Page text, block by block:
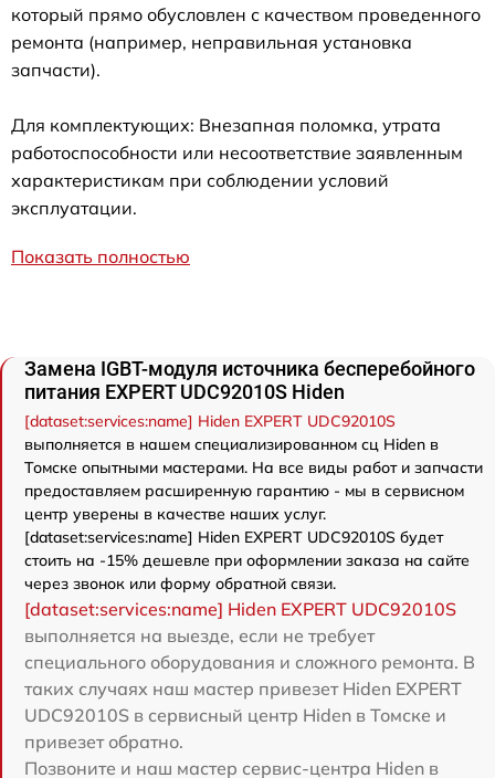
который прямо обусловлен с качеством проведенного
ремонта (например, неправильная установка
запчасти).
Для комплектующих: Внезапная поломка, утрата
работоспособности или несоответствие заявленным
характеристикам при соблюдении условий
эксплуатации.
Показать полностью
Замена IGBT-модуля источника бесперебойного
питания EXPERT UDC92010S Hiden
[dataset:services:name] Hiden EXPERT UDC92010S
выполняется в нашем специализированном сц Hiden в
Томске опытными мастерами. На все виды работ и запчасти
предоставляем расширенную гарантию - мы в сервисном
центр уверены в качестве наших услуг.
[dataset:services:name] Hiden EXPERT UDC92010S будет
стоить на -15% дешевле при оформлении заказа на сайте
через звонок или форму обратной связи.
[dataset:services:name] Hiden EXPERT UDC92010S
выполняется на выезде, если не требует
специального оборудования и сложного ремонта. В
таких случаях наш мастер привезет Hiden EXPERT
UDC92010S в сервисный центр Hiden в Томске и
привезет обратно.
Позвоните и наш мастер сервис-центра Hiden в